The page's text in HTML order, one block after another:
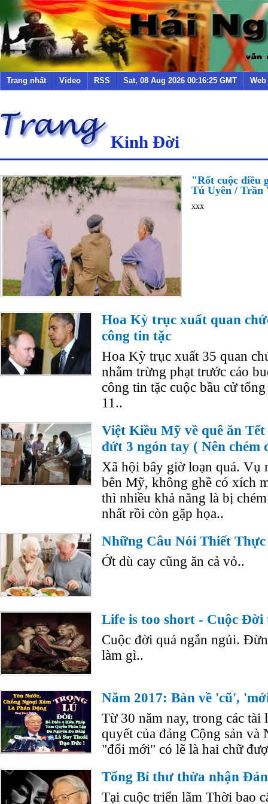
Trang nhất Video RSS Sat, 08 Aug 2026 00:16:25 GMT
Kinh Đời
"Rốt cuộc điều
Tú Uyên / Trần
xxx
Hoa Kỳ trục xuất quan
công tin tặc
Hoa Kỳ trục xuất 35 quan
nhằm trừng phạt trước cáo
công tin tặc cuộc bầu cử
11..
Việt Kiều Mỹ về quê ăn
đứt 3 ngón tay ( Nên chém
Xã hội bây giờ loạn quá. Vụ
bên Mỹ, không ghề có xích
thì nhiều khả năng là bị
nhất rồi còn gặp họa..
Những Câu Nói Thiết Thực
Ớt dù cay cũng ăn cả vỏ..
Life is too short - Cuộc Đời
Cuộc đời quá ngắn ngủi.
làm gì..
Năm 2017: Bàn về 'cũ',
Từ 30 năm nay, trong các
quyết của đảng Cộng sản và
"đổi mới" có lẽ là hai chữ
Tổng Bí thư thừa nhận
Tại cuộc triển lãm Thời bao